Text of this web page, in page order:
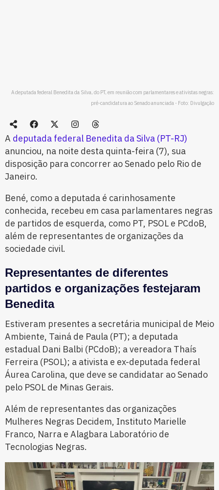
A deputada federal Benedita da Silva, do PT, em reunião com parlamentares e ativistas negras:
pré-candidatura ao Senado anunciada - Foto: Divulgação
A deputada federal Benedita da Silva (PT-RJ)
anunciou, na noite desta quinta-feira (7), sua
disposição para concorrer ao Senado pelo Rio de
Janeiro.
Bené, como a deputada é carinhosamente
conhecida, recebeu em casa parlamentares negras
de partidos de esquerda, como PT, PSOL e PCdoB,
além de representantes de organizações da
sociedade civil.
Representantes de diferentes
partidos e organizações festejaram
Benedita
Estiveram presentes a secretária municipal de Meio
Ambiente, Tainá de Paula (PT); a deputada
estadual Dani Balbi (PCdoB); a vereadora Thaís
Ferreira (PSOL); a ativista e ex-deputada federal
Áurea Carolina, que deve se candidatar ao Senado
pelo PSOL de Minas Gerais.
Além de representantes das organizações
Mulheres Negras Decidem, Instituto Marielle
Franco, Narra e Alagbara Laboratório de
Tecnologias Negras.